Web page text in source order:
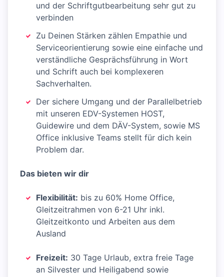
und der Schriftgutbearbeitung sehr gut zu
verbinden
Zu Deinen Stärken zählen Empathie und
Serviceorientierung sowie eine einfache und
verständliche Gesprächsführung in Wort
und Schrift auch bei komplexeren
Sachverhalten.
Der sichere Umgang und der Parallelbetrieb
mit unseren EDV-Systemen HOST,
Guidewire und dem DÄV-System, sowie MS
Office inklusive Teams stellt für dich kein
Problem dar.
Das bieten wir dir
Flexibilität: bis zu 60% Home Office,
Gleitzeitrahmen von 6-21 Uhr inkl.
Gleitzeitkonto und Arbeiten aus dem
Ausland
Freizeit: 30 Tage Urlaub, extra freie Tage
an Silvester und Heiligabend sowie